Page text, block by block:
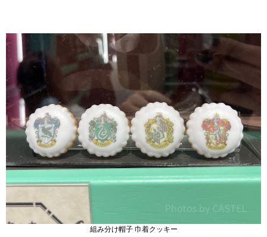
組み分け帽子 巾着クッキー